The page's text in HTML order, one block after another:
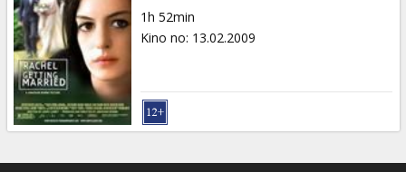
Dāvanu
kartes
Uzkodas
B2B
1h 52min
Kino no: 13.02.2009